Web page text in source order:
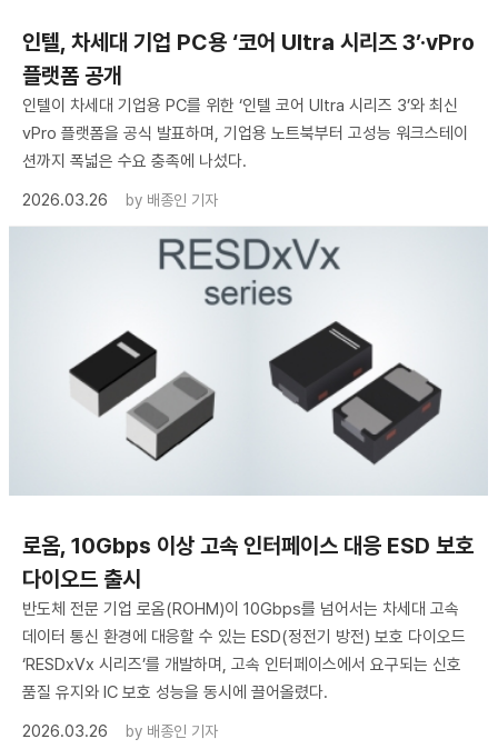
인텔, 차세대 기업 PC용 ‘코어 Ultra 시리즈 3’·vPro
플랫폼 공개
인텔이 차세대 기업용 PC를 위한 ‘인텔 코어 Ultra 시리즈 3’와 최신
vPro 플랫폼을 공식 발표하며, 기업용 노트북부터 고성능 워크스테이
션까지 폭넓은 수요 충족에 나섰다.
2026.03.26
by 배종인 기자
로옴, 10Gbps 이상 고속 인터페이스 대응 ESD 보호
다이오드 출시
반도체 전문 기업 로옴(ROHM)이 10Gbps를 넘어서는 차세대 고속
데이터 통신 환경에 대응할 수 있는 ESD(정전기 방전) 보호 다이오드
‘RESDxVx 시리즈’를 개발하며, 고속 인터페이스에서 요구되는 신호
품질 유지와 IC 보호 성능을 동시에 끌어올렸다.
2026.03.26
by 배종인 기자